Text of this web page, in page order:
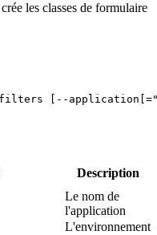
crée les classes de formulaire
Description
Le nom de
l'application
L'environnement